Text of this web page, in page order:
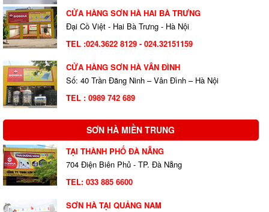
CỬA HÀNG SƠN HÀ HAI BÀ TRƯNG
Đại Cồ Việt - Hai Bà Trưng - Hà Nội
TEL :024.3622 8129 - 024.32151159
CỬA HÀNG SƠN HÀ VÂN ĐÌNH
Số: 40 Trần Đăng Ninh – Vân Đình – Hà Nội
TEL : 0989 742 689
SƠN HÀ MIỀN TRUNG
TẠI THÀNH PHỐ ĐÀ NẴNG
704 Điện Biên Phủ - TP. Đà Nẵng
TEL: 033 885 6600
SƠN HÀ TẠI QUẢNG NAM